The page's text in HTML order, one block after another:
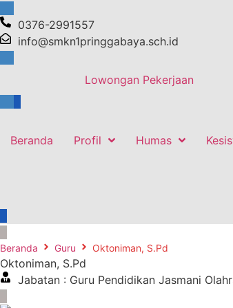
0376-2991557
info@smkn1pringgabaya.sch.id
Lowongan Pekerjaan
Beranda Profil Humas
Beranda Guru Oktoniman, S.Pd
Oktoniman, S.Pd
Jabatan : Guru Pendidikan Jasmani